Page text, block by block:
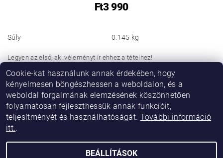
Ft3 990
Súly 0.145 kg
Legyen az első, aki véleményt ír ehhez a tételhez!
Hozzászólás hozzáadása
Cookie-kat használunk annak érdekében, hogy
kényelmesen böngészhessen a weboldalon, és a
weboldal forgalmának elemzésének köszönhetően
folyamatosan fejleszthessük annak funkcióit,
teljesítményét és használhatóságát. További információ
itt..
BEÁLLÍTÁSOK